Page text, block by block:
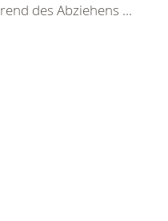
des Abziehens ...